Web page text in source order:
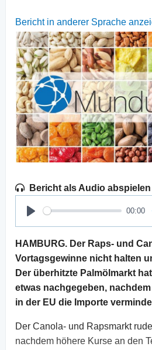
Bericht in anderer Sprache
Bericht als Audio abspielen
Play
00:00
HAMBURG. Der Raps- und
Vortagsgewinne nicht halten
Der überhitzte Palmölmarkt
etwas nachgegeben,
in der EU die Importe
Der Canola- und Rapsmarkt
nachdem höhere Kurse an den